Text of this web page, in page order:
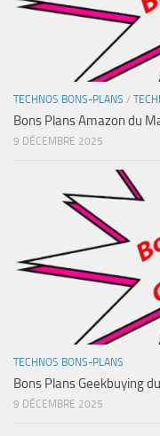
TECHNOS BONS-PLANS /
Bons Plans Amazon du
9 DÉCEMBRE 2025
TECHNOS BONS-PLANS
Bons Plans Geekbuying
9 DÉCEMBRE 2025